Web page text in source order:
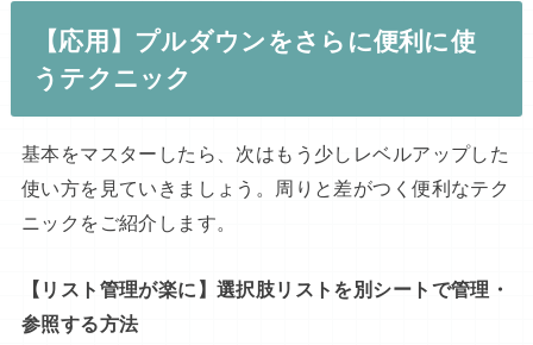
【応用】プルダウンをさらに便利に使
うテクニック
基本をマスターしたら、次はもう少しレベルアップした
使い方を見ていきましょう。周りと差がつく便利なテク
ニックをご紹介します。
【リスト管理が楽に】選択肢リストを別シートで管理・
参照する方法